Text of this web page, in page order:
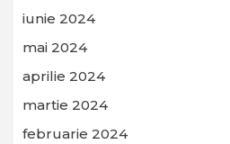
iunie 2024
mai 2024
aprilie 2024
martie 2024
februarie 2024